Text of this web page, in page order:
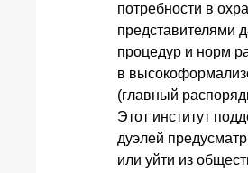
потребности в
представителями
процедур и норм
в
(главный
Этот институт
дуэлей
или уйти из